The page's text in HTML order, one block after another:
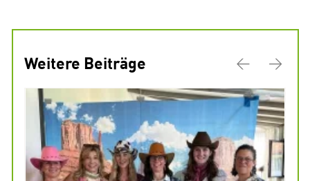
Weitere Beiträge Previous
Next